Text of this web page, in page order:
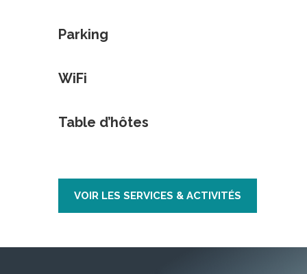
Parking
WiFi
Table d’hôtes
VOIR LES SERVICES & ACTIVITÉS